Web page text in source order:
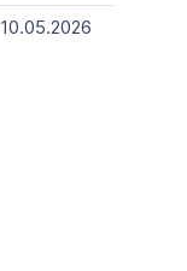
10.05.2026